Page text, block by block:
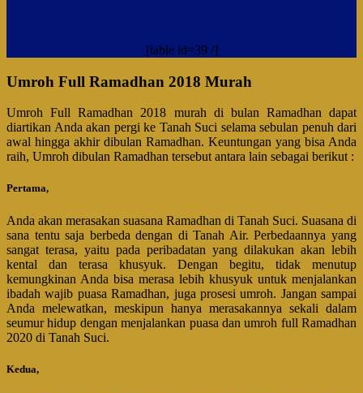
[table id=39 /]
Umroh Full Ramadhan 2018 Murah
Umroh Full Ramadhan 2018 murah di bulan Ramadhan dapat
diartikan Anda akan pergi ke Tanah Suci selama sebulan penuh dari
awal hingga akhir dibulan Ramadhan. Keuntungan yang bisa Anda
raih, Umroh dibulan Ramadhan tersebut antara lain sebagai berikut :
Pertama,
Anda akan merasakan suasana Ramadhan di Tanah Suci. Suasana di
sana tentu saja berbeda dengan di Tanah Air. Perbedaannya yang
sangat terasa, yaitu pada peribadatan yang dilakukan akan lebih
kental dan terasa khusyuk. Dengan begitu, tidak menutup
kemungkinan Anda bisa merasa lebih khusyuk untuk menjalankan
ibadah wajib puasa Ramadhan, juga prosesi umroh. Jangan sampai
Anda melewatkan, meskipun hanya merasakannya sekali dalam
seumur hidup dengan menjalankan puasa dan umroh full Ramadhan
2020 di Tanah Suci.
Kedua,